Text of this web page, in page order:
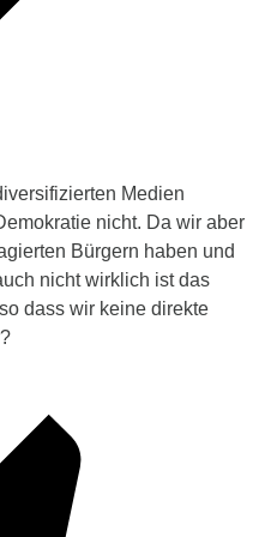
Medien
nicht. Da wir aber
Bürgern haben und
nicht wirklich ist das
dass wir keine direkte